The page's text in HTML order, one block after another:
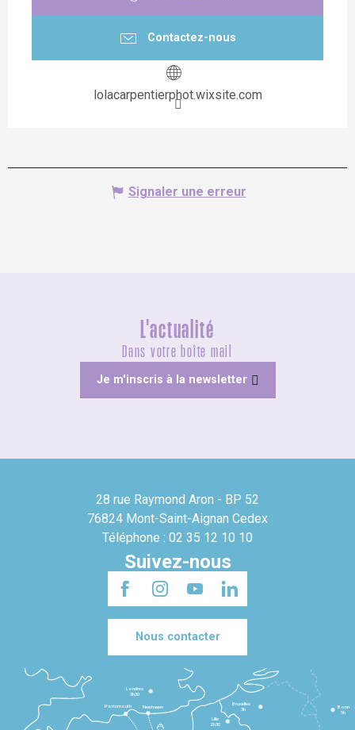
Contactez-nous
lolacarpentierphot.wixsite.com
Signaler une erreur
L'actualité
Dans votre boîte mail
Je m'inscris à la newsletter
28 rue Raymond Aron - BP 52
76824 Mont-Saint-Aignan Cedex
Téléphone : 02 35 12 10 10
Suivez-nous
Nous contacter
Lille
2h30
Bruxelles
3h
Londres
3h30
Newhaven
Portsmouth
Bonn
5h